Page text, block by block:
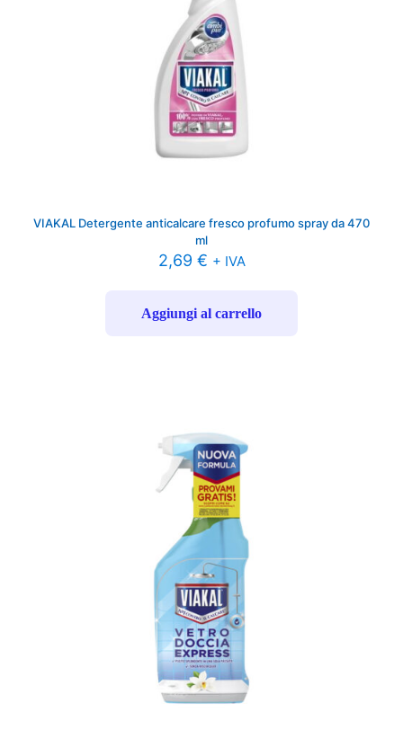
VIAKAL Detergente anticalcare fresco profumo spray da 470
ml
2,69 € + IVA
Aggiungi al carrello